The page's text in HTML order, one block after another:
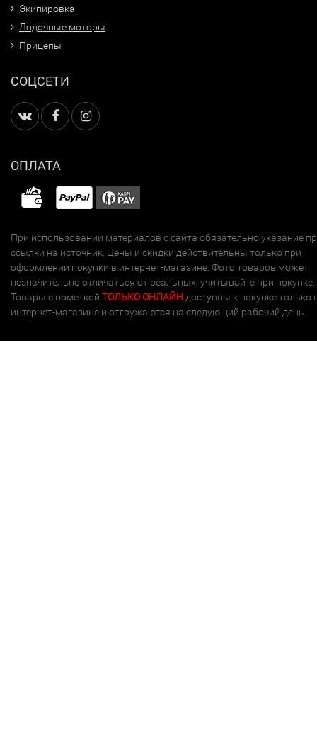
Экипировка
Лодочные моторы
Прицепы
СОЦСЕТИ
ОПЛАТА
При использовании материалов с сайта обязательно указание
ссылки на источник. Цены и скидки действительны только при
оформлении покупки в интернет-магазине. Фото товаров может
незначительно отличаться от реальных, учитывайте при покупке.
Товары с пометкой ТОЛЬКО ОНЛАЙН доступны к покупке только
интернет-магазине и отгружаются на следующий рабочий день.